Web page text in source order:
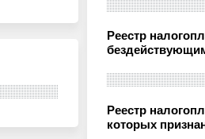
Реестр
Реестр
которых